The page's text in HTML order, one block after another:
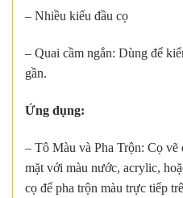
– Nhiều kiểu đầu cọ
– Quai cầm ngắn: Dùng để
gần.
Ứng dụng:
– Tô Màu và Pha Trộn: Cọ vẽ
mặt với màu nước, acrylic,
cọ để pha trộn màu trực tiếp